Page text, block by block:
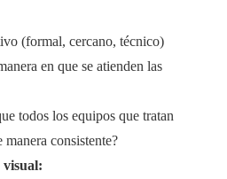
(formal, cercano, técnico)
en que se atienden las
todos los equipos que tratan
consistente?
visual: